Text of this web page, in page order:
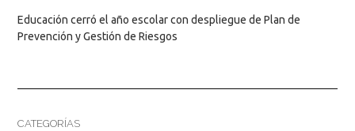
Educación cerró el año escolar con despliegue de Plan de
Prevención y Gestión de Riesgos
CATEGORÍAS